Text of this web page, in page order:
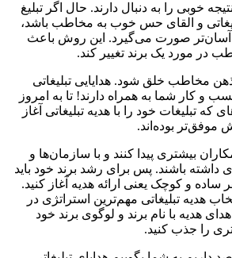
خوبی را به دنبال دارند. حال اگر تبلیغ
و القای حس خوب به مخاطب باشد،
آسان‌تر صورت می‌گیرد. این روش باعث
در مورد یک برند تغییر کند.
مخاطب خلق شود. هدایایی تبلیغاتی
و کار شما به همراه دارند! تا به امروز
که تبلیغات خود را با هدیه تبلیغاتی آغاز
موفق‌تر بوده‌اند.
بیشتری پیدا کنند ‌و با سازمان‌ها و
باشند. پس برای رشد برند خود باید
ساده و کوچک یعنی ارائه هدیه آغاز کنید.
هدیه تبلیغاتی مهم‌ترین استراتژی در
هدیه با نام برند و لوگوی برند خود
را جذب کنید.